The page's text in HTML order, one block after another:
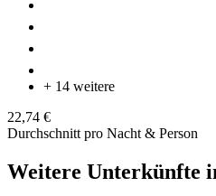
+ 14 weitere
22,74 €
Durchschnitt pro Nacht & Person
Weitere Unterkünfte